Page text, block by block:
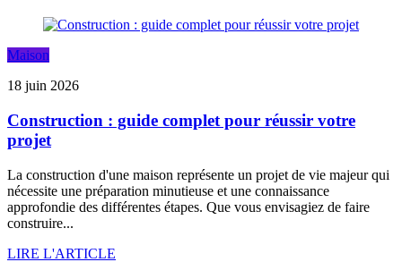
Maison
18 juin 2026
Construction : guide complet pour réussir votre
projet
La construction d'une maison représente un projet de vie majeur qui
nécessite une préparation minutieuse et une connaissance
approfondie des différentes étapes. Que vous envisagiez de faire
construire...
LIRE L'ARTICLE